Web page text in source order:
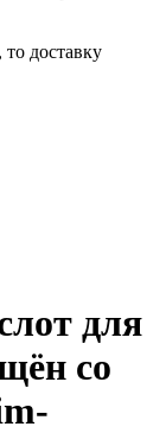
доставку
для
со